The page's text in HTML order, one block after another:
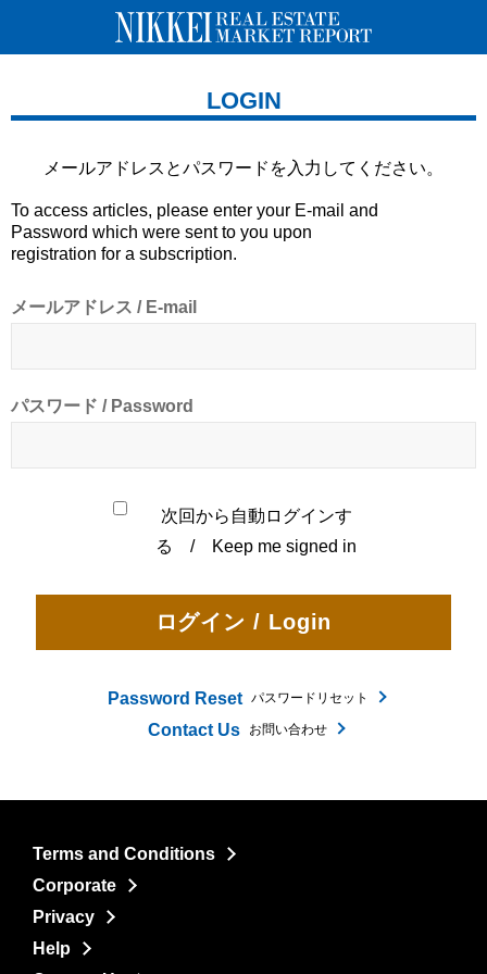
LOGIN
メールアドレスとパスワードを 入力してください。
To access articles, please enter your E-mail and
Password which were sent to you upon
registration for a subscription.
メールアドレス / E-mail
パスワード / Password
次回から自動ログインす
る / Keep me signed in
Password Reset パスワードリセット
Contact Us お問い合わせ
Terms and Conditions
Corporate
Privacy
Help